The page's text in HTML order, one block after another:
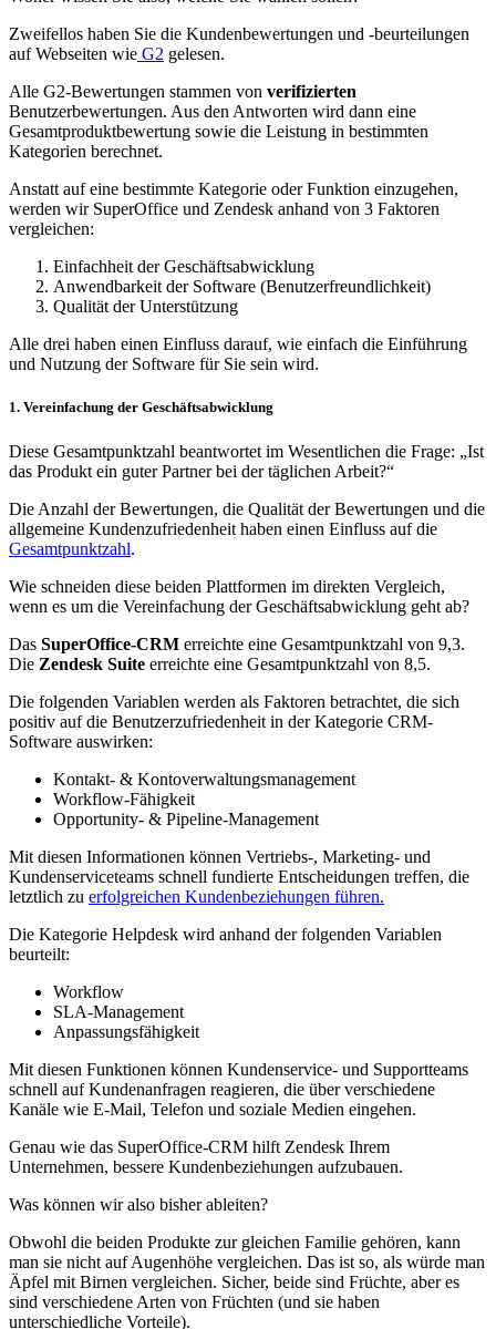
Zweifellos haben Sie die Kundenbewertungen und -beurteilungen
auf Webseiten wie G2 gelesen.
Alle G2-Bewertungen stammen von verifizierten
Benutzerbewertungen. Aus den Antworten wird dann eine
Gesamtproduktbewertung sowie die Leistung in bestimmten
Kategorien berechnet.
Anstatt auf eine bestimmte Kategorie oder Funktion einzugehen,
werden wir SuperOffice und Zendesk anhand von 3 Faktoren
vergleichen:
Einfachheit der Geschäftsabwicklung
Anwendbarkeit der Software (Benutzerfreundlichkeit)
Qualität der Unterstützung
Alle drei haben einen Einfluss darauf, wie einfach die Einführung
und Nutzung der Software für Sie sein wird.
1. Vereinfachung der Geschäftsabwicklung
Diese Gesamtpunktzahl beantwortet im Wesentlichen die Frage: „Ist
das Produkt ein guter Partner bei der täglichen Arbeit?“
Die Anzahl der Bewertungen, die Qualität der Bewertungen und die
allgemeine Kundenzufriedenheit haben einen Einfluss auf die
Gesamtpunktzahl.
Wie schneiden diese beiden Plattformen im direkten Vergleich,
wenn es um die Vereinfachung der Geschäftsabwicklung geht ab?
Das SuperOffice-CRM erreichte eine Gesamtpunktzahl von 9,3.
Die Zendesk Suite erreichte eine Gesamtpunktzahl von 8,5.
Die folgenden Variablen werden als Faktoren betrachtet, die sich
positiv auf die Benutzerzufriedenheit in der Kategorie CRM-
Software auswirken:
Kontakt- & Kontoverwaltungsmanagement
Workflow-Fähigkeit
Opportunity- & Pipeline-Management
Mit diesen Informationen können Vertriebs-, Marketing- und
Kundenserviceteams schnell fundierte Entscheidungen treffen, die
letztlich zu erfolgreichen Kundenbeziehungen führen.
Die Kategorie Helpdesk wird anhand der folgenden Variablen
beurteilt:
Workflow
SLA-Management
Anpassungsfähigkeit
Mit diesen Funktionen können Kundenservice- und Supportteams
schnell auf Kundenanfragen reagieren, die über verschiedene
Kanäle wie E-Mail, Telefon und soziale Medien eingehen.
Genau wie das SuperOffice-CRM hilft Zendesk Ihrem
Unternehmen, bessere Kundenbeziehungen aufzubauen.
Was können wir also bisher ableiten?
Obwohl die beiden Produkte zur gleichen Familie gehören, kann
man sie nicht auf Augenhöhe vergleichen. Das ist so, als würde man
Äpfel mit Birnen vergleichen. Sicher, beide sind Früchte, aber es
sind verschiedene Arten von Früchten (und sie haben
unterschiedliche Vorteile).